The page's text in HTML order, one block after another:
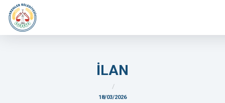
İLAN
18/03/2026